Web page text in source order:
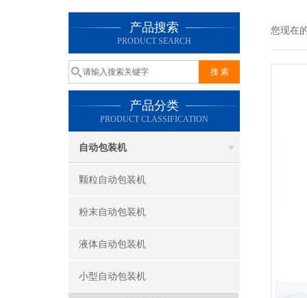
产品搜索
PRODUCT SEARCH
产品分类
PRODUCT CLASSIFICATION
自动包装机
颗粒自动包装机
粉末自动包装机
液体自动包装机
小型自动包装机
您现在